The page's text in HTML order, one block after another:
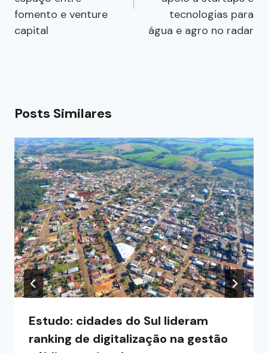
fomento e venture
capital
tecnologias para
água e agro no radar
Posts Similares
Estudo: cidades do Sul lideram
ranking de digitalização na gestão